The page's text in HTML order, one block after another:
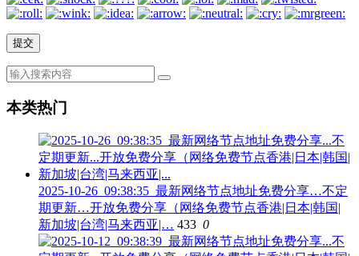
本类热门
2025-10-26_09:38:35_最新网络节点地址免费分享…不定
期更新…开放免费分享（网络免费节点香港|日本|韩国|
新加坡|台湾|马来西亚|… 433 0